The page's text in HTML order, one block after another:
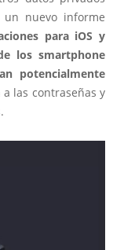
nuevo informe
para iOS y
los smartphone
potencialmente
las contraseñas y